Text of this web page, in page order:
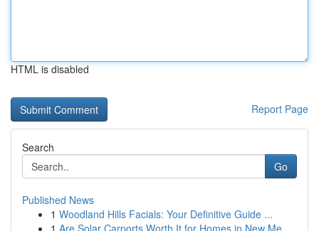
HTML is disabled
Report Page
Search
Go
Published News
1 Woodland Hills Facials: Your Definitive Guide ...
1 Are Solar Carports Worth It for Homes in New Me...